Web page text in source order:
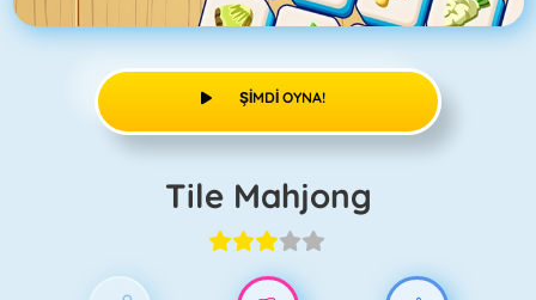
ŞIMDI OYNA!
Tile Mahjong